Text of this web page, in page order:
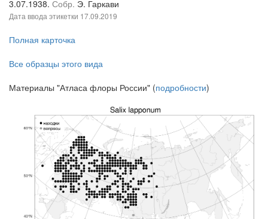
3.07.1938. Собр. Э. Гаркави
Дата ввода этикетки 17.09.2019
Полная карточка
Все образцы этого вида
Материалы "Атласа флоры России" (подробности)